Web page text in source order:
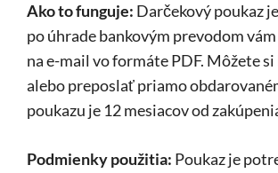
Ako to funguje: Darčekový poukaz
po úhrade bankovým prevodom
na e-mail vo formáte PDF. Môžete
alebo preposlať priamo
poukazu je 12 mesiacov od
Podmienky použitia: Poukaz je